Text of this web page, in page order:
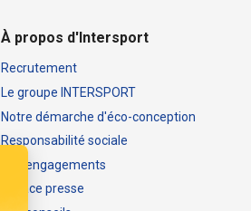
À propos d'Intersport
Recrutement
Le groupe INTERSPORT
Notre démarche d'éco-conception
Responsabilité sociale
Nos engagements
Espace presse